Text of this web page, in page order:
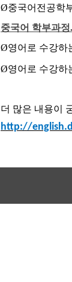
Ø중국어전공학
중국어 학부과
Ø영어로 수강하
Ø영어로 수강하
더 많은 내용이
http://